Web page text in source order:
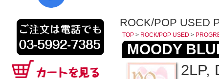
ROCK/POP USED
TOP > ROCK/POP USED >
MOODY
2LP,